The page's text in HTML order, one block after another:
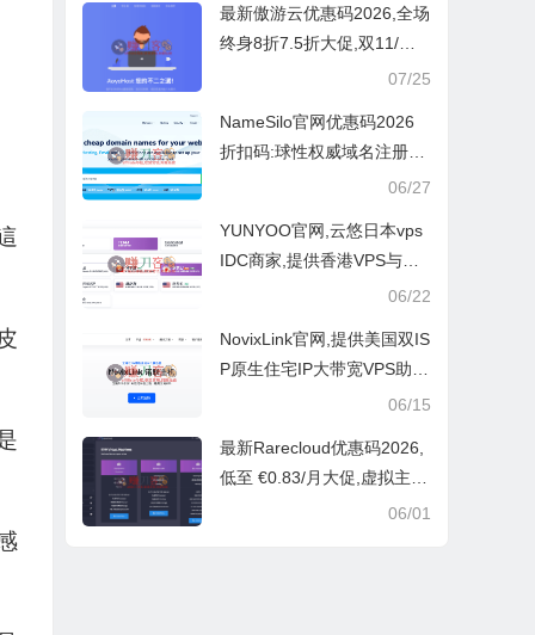
最新傲游云优惠码2026,全场
终身8折7.5折大促,双11/双1
07/25
NameSilo官网优惠码2026
折扣码:球性权威域名注册商
06/27
YUNYOO官网,云悠日本vps
IDC商家,提供香港VPS与优
06/22
NovixLink官网,提供美国双IS
P原生住宅IP大带宽VPS助力
跨境电商TikTok运营及流媒
06/15
最新Rarecloud优惠码2026,
低至 €0.83/月大促,虚拟主机
06/01